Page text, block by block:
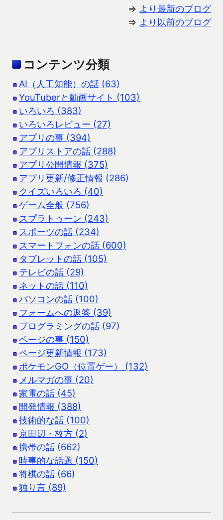
⇒ より最新のブログ
⇒ より以前のブログ
コンテンツ分類
AI（人工知能）の話 (63)
YouTuberと動画サイト (103)
いろいろ (383)
いろいろレビュー (27)
アプリの事 (394)
アプリストアの話 (288)
アプリ公開情報 (375)
アプリ更新/修正情報 (286)
クイズいろいろ (40)
ゲーム全般 (756)
スプラトゥーン (243)
スポーツの話 (234)
スマートフォンの話 (600)
タブレットの話 (105)
テレビの話 (29)
ネットの話 (110)
パソコンの話 (100)
フォームへの返答 (39)
プログラミングの話 (97)
ページの事 (150)
ページ更新情報 (173)
ポケモンGO（位置ゲー） (132)
メルマガの事 (20)
家電の話 (45)
開発情報 (388)
技術的な話 (100)
京田辺・枚方 (2)
携帯の話 (662)
時事的な話題 (150)
将棋の話 (66)
独り言 (89)